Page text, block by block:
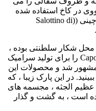
در کاخ استفاده شده
است. اتاق کوچک ، اتاق نشیمن ظروف چینی ((Salottino di
شکار سلطنتی بوده ،
پادشاه چارلز سوم کارگاه های Capodimonte را برای تولید سرامیک
مشهور شد و محصولات این
در این پارک زیبا ، که
عظیم الجثه ، مجسمه های
است ، به گشت و گذار